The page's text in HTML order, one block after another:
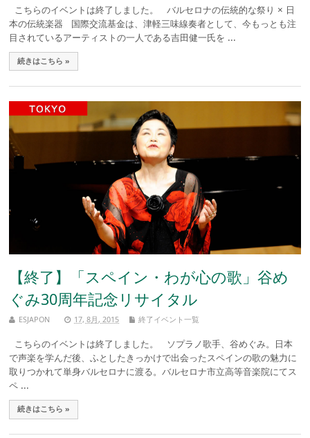
こちらのイベントは終了しました。 バルセロナの伝統的な祭り × 日
本の伝統楽器 国際交流基金は、津軽三味線奏者として、今もっとも注
目されているアーティストの一人である吉田健一氏を ...
続きはこちら »
【終了】「スペイン・わが心の歌」谷め
ぐみ30周年記念リサイタル
ESJAPON 17, 8月, 2015 終了イベント一覧
こちらのイベントは終了しました。 ソプラノ歌手、谷めぐみ。日本
で声楽を学んだ後、ふとしたきっかけで出会ったスペインの歌の魅力に
取りつかれて単身バルセロナに渡る。バルセロナ市立高等音楽院にてス
ペ ...
続きはこちら »